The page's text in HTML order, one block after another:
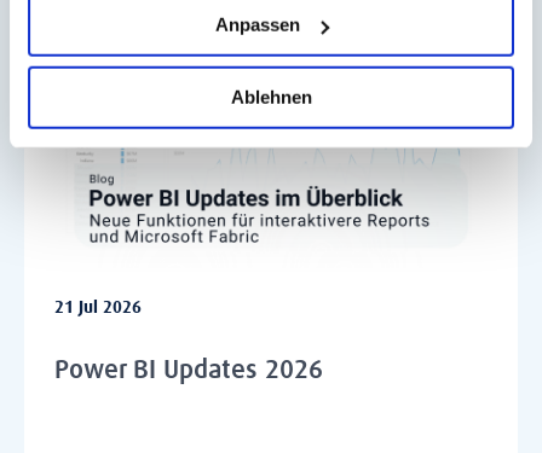
Anpassen
Ablehnen
21 Jul 2026
Power BI Updates 2026